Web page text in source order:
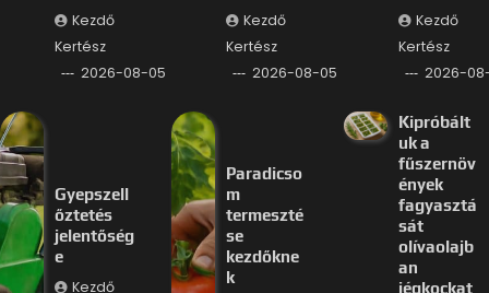
Kezdő
Kertész
2026-08-05
Kezdő
Kertész
2026-08-05
Kezdő
Kertész
2026-
Gyepszell
őztetés
jelentőség
e
Kezdő
Paradicso
m
termeszté
se
kezdőkne
k
Kipróbált
uk a
fűszernöv
ények
fagyasztá
sát
olívaolajb
an
jégkockat